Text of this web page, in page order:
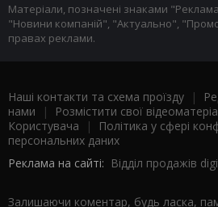
Матеріали, позначені знаками
"Новини компаній", "Актуально",
правах реклами.
Наші контакти та схема проїзду |
нами | Розмістити свої
Користувача |
Політика у сфері
персональних даних
Реклама на сайті: Відділ продажів
Залишаючи коментар, будь ласка,